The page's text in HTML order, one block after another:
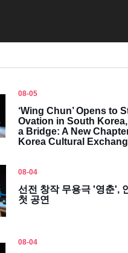
08-05
‘Wing Chun’ Opens to
Ovation in South
a Bridge: A New
Korea Cultural
08-04
선전 창작 무용극 '영춘',
첫 공연
08-04